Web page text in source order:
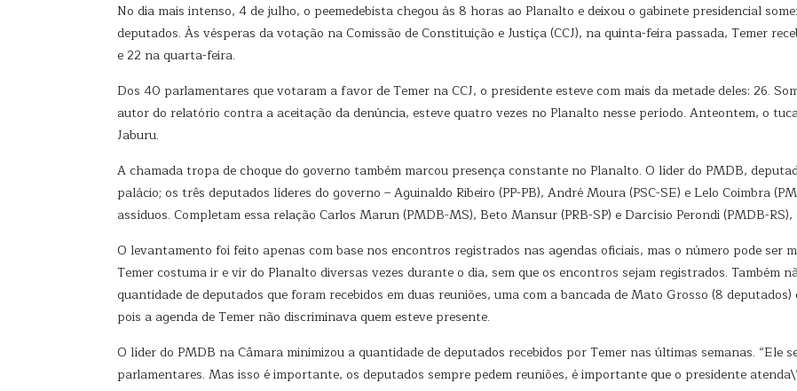
No dia mais intenso, 4 de julho, o peemedebista chegou às 8 horas ao Planalto e deixou o gabinete presidencial
deputados. Às vésperas da votação na Comissão de Constituição e Justiça (CCJ), na quinta-feira passada, Temer
e 22 na quarta-feira.
Dos 40 parlamentares que votaram a favor de Temer na CCJ, o presidente esteve com mais da metade deles: 26.
autor do relatório contra a aceitação da denúncia, esteve quatro vezes no Planalto nesse período. Anteontem, o
Jaburu.
A chamada tropa de choque do governo também marcou presença constante no Planalto. O líder do PMDB,
palácio; os três deputados líderes do governo – Aguinaldo Ribeiro (PP-PB), André Moura (PSC-SE) e Lelo Coimbra
assíduos. Completam essa relação Carlos Marun (PMDB-MS), Beto Mansur (PRB-SP) e Darcísio Perondi (PMDB-
O levantamento foi feito apenas com base nos encontros registrados nas agendas oficiais, mas o número pode ser
Temer costuma ir e vir do Planalto diversas vezes durante o dia, sem que os encontros sejam registrados. Também
quantidade de deputados que foram recebidos em duas reuniões, uma com a bancada de Mato Grosso (8
pois a agenda de Temer não discriminava quem esteve presente.
O líder do PMDB na Câmara minimizou a quantidade de deputados recebidos por Temer nas últimas semanas. “Ele
parlamentares. Mas isso é importante, os deputados sempre pedem reuniões, é importante que o presidente